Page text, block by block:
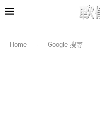
Home - Google 搜尋